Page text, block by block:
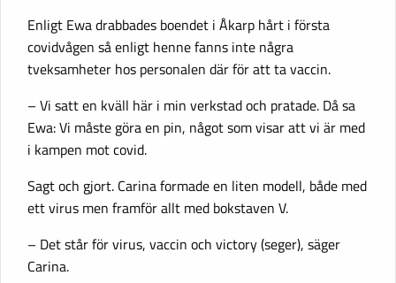
Enligt Ewa drabbades boendet i Åkarp hårt i första
covidvågen så enligt henne fanns inte några
tveksamheter hos personalen där för att ta vaccin.
– Vi satt en kväll här i min verkstad och pratade. Då sa
Ewa: Vi måste göra en pin, något som visar att vi är med
i kampen mot covid.
Sagt och gjort. Carina formade en liten modell, både med
ett virus men framför allt med bokstaven V.
– Det står för virus, vaccin och victory (seger), säger
Carina.